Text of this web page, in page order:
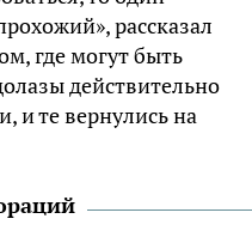
рассказал
где могут быть
действительно
и те вернулись на